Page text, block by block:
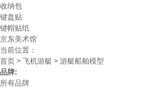
收纳包
键盘贴
键帽贴纸
京东美术馆
当前位置：
首页 > 飞机游艇 > 游艇船舶模型
品牌:
所有品牌